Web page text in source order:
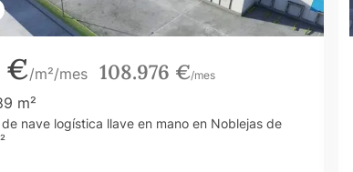
€/m²/mes 108.976 €/mes
m²
nave logística llave en mano en Noblejas de